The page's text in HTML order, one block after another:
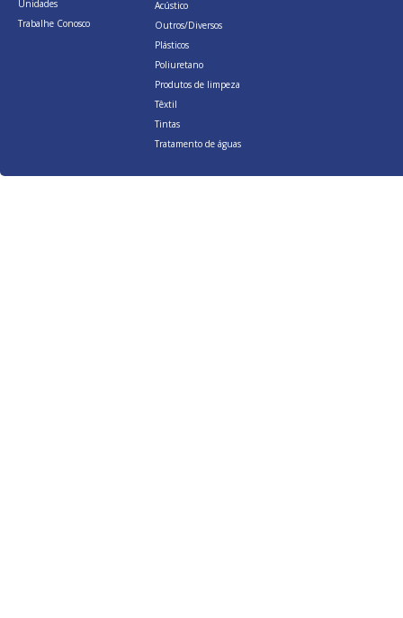
Unidades
Trabalhe Conosco
Acústico
Outros/Diversos
Plásticos
Poliuretano
Produtos de limpeza
Têxtil
Tintas
Tratamento de águas